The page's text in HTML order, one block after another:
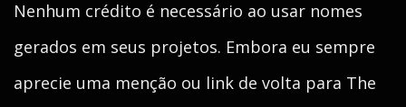
Nenhum crédito é necessário ao usar nomes
gerados em seus projetos. Embora eu sempre
aprecie uma menção ou link de volta para The